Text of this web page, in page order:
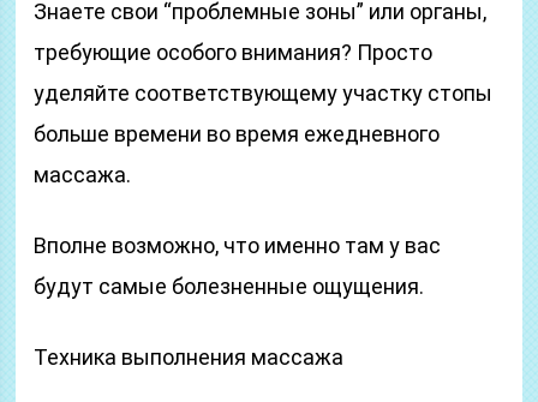
Знаете свои “проблемные зоны” или органы,
требующие особого внимания? Просто
уделяйте соответствующему участку стопы
больше времени во время ежедневного
массажа.
Вполне возможно, что именно там у вас
будут самые болезненные ощущения.
Техника выполнения массажа